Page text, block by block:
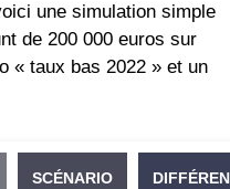
une simulation simple
de 200 000 euros sur
« taux bas 2022 » et un
SCÉNARIO